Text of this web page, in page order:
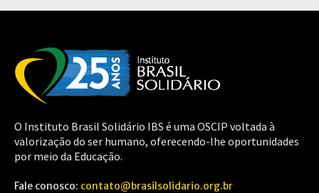
O Instituto Brasil Solidário IBS é uma OSCIP voltada à
valorização do ser humano, oferecendo-lhe oportunidades
por meio da Educação.
Fale conosco: contato@brasilsolidario.org.br